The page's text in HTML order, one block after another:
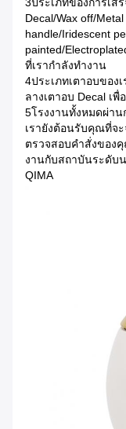
3ประเภทของการเส
Decal/Wax off/
handle/Iridescent
painted/
ที่เรากําลังทํางาน
4ประเภทเตาอบของ
ลางเตาอบ Decal เ
5โรงงานทั้งหมดผ่าน
เรายังต้อนรับคุณที่จ
ตรวจสอบคําสั่งของ
งานกับสถาบันระดับ
QIMA